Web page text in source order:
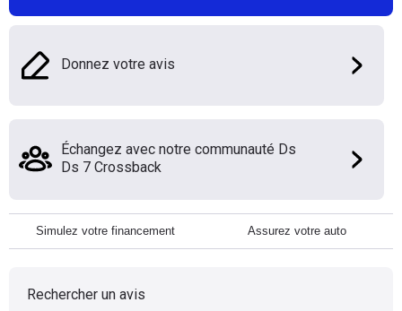
Donnez votre avis
Échangez avec notre communauté Ds
Ds 7 Crossback
Simulez votre financement Assurez votre auto
Rechercher un avis